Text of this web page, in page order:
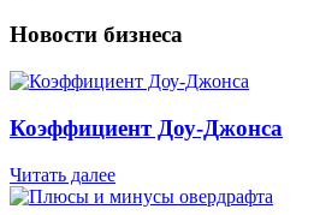
Новости бизнеса
Коэффициент Доу-Джонса
Читать далее